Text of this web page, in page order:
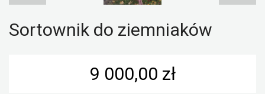
Sortownik do ziemniaków
9 000,00 zł